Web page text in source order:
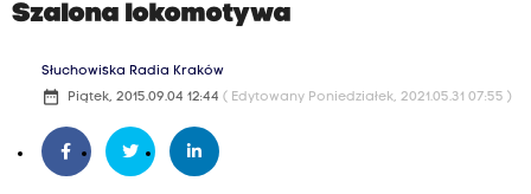
Szalona lokomotywa
Słuchowiska Radia Kraków
date_range Piątek, 2015.09.04 12:44 ( Edytowany Poniedziałek, 2021.05.31 07:55 )